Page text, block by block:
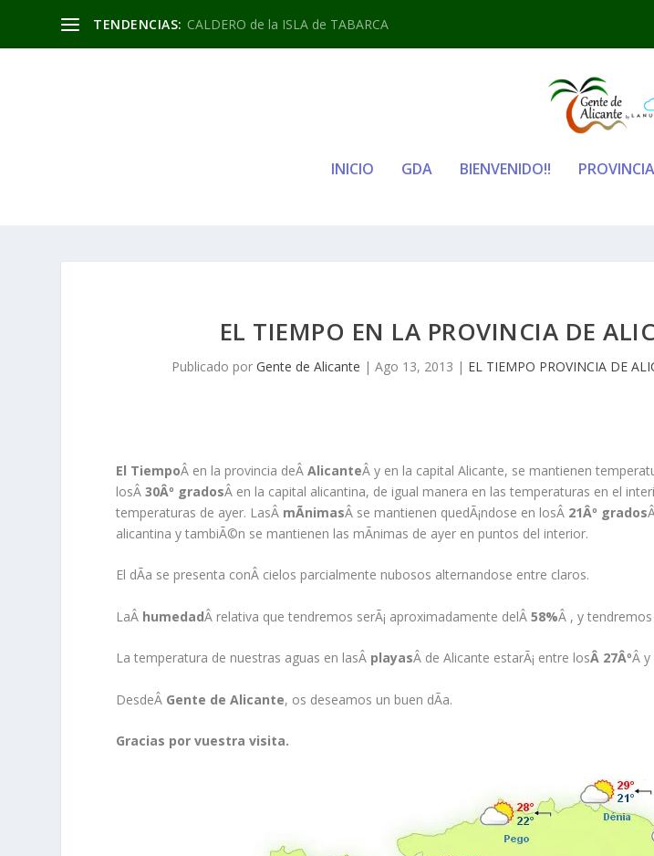
TENDENCIAS: CALDERO de la ISLA de TABARCA
INICIO GDA BIENVENIDO!!
EL TIEMPO EN LA PROVINCIA DE
Publicado porGente de Alicante |Ago 13, 2013 | EL TIEMPO PROVINCIA DE
El TiempoÂ en la provincia deÂAlicanteÂ y en la capital Alicante, se mantienen
losÂ30Âº gradosÂ en la capital alicantina, de igual manera en las temperaturas en el
temperaturas de ayer. LasÂ mÃ­nimasÂ se mantienen quedÃ¡ndose en losÂ 21Âº grados
alicantina y tambiÃ©n se mantienen las mÃ­nimas de ayer en puntos del interior.
El dÃ­a se presenta conÂ cielos parcialmente nubosos alternandose entre claros.
LaÂ humedadÂ relativa que tendremos serÃ¡ aproximadamente delÂ58%Â , y
La temperatura de nuestras aguas en lasÂ playasÂ de Alicante estarÃ¡ entre losÂ 27ÂºÂ y
DesdeÂ Gente de Alicante, os deseamos un buen dÃ­a.
Gracias por vuestra visita.